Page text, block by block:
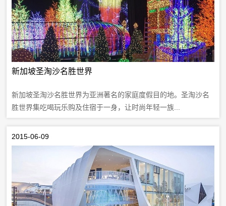
新加坡圣淘沙名胜世界
新加坡圣淘沙名胜世界为亚洲著名的家庭度假目的地。圣淘沙名
胜世界集吃喝玩乐购及住宿于一身，让时尚年轻一族...
2015-06-09